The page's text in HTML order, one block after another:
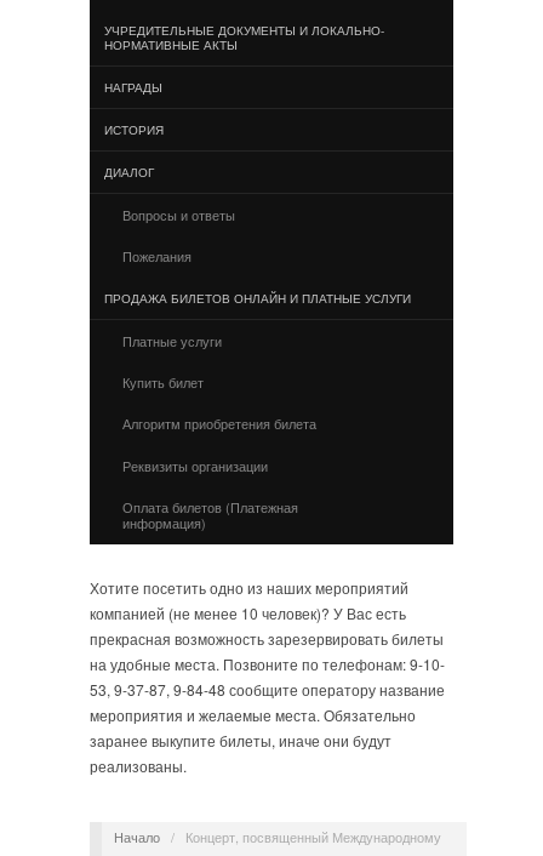
УЧРЕДИТЕЛЬНЫЕ ДОКУМЕНТЫ И ЛОКАЛЬНО-
НОРМАТИВНЫЕ АКТЫ
НАГРАДЫ
ИСТОРИЯ
ДИАЛОГ
Вопросы и ответы
Пожелания
ПРОДАЖА БИЛЕТОВ ОНЛАЙН И ПЛАТНЫЕ УСЛУГИ
Платные услуги
Купить билет
Алгоритм приобретения билета
Реквизиты организации
Оплата билетов (Платежная
информация)
Хотите посетить одно из наших мероприятий
компанией (не менее 10 человек)? У Вас есть
прекрасная возможность зарезервировать билеты
на удобные места. Позвоните по телефонам: 9-10-
53, 9-37-87, 9-84-48 сообщите оператору название
мероприятия и желаемые места. Обязательно
заранее выкупите билеты, иначе они будут
реализованы.
Начало /
Концерт, посвященный Международному